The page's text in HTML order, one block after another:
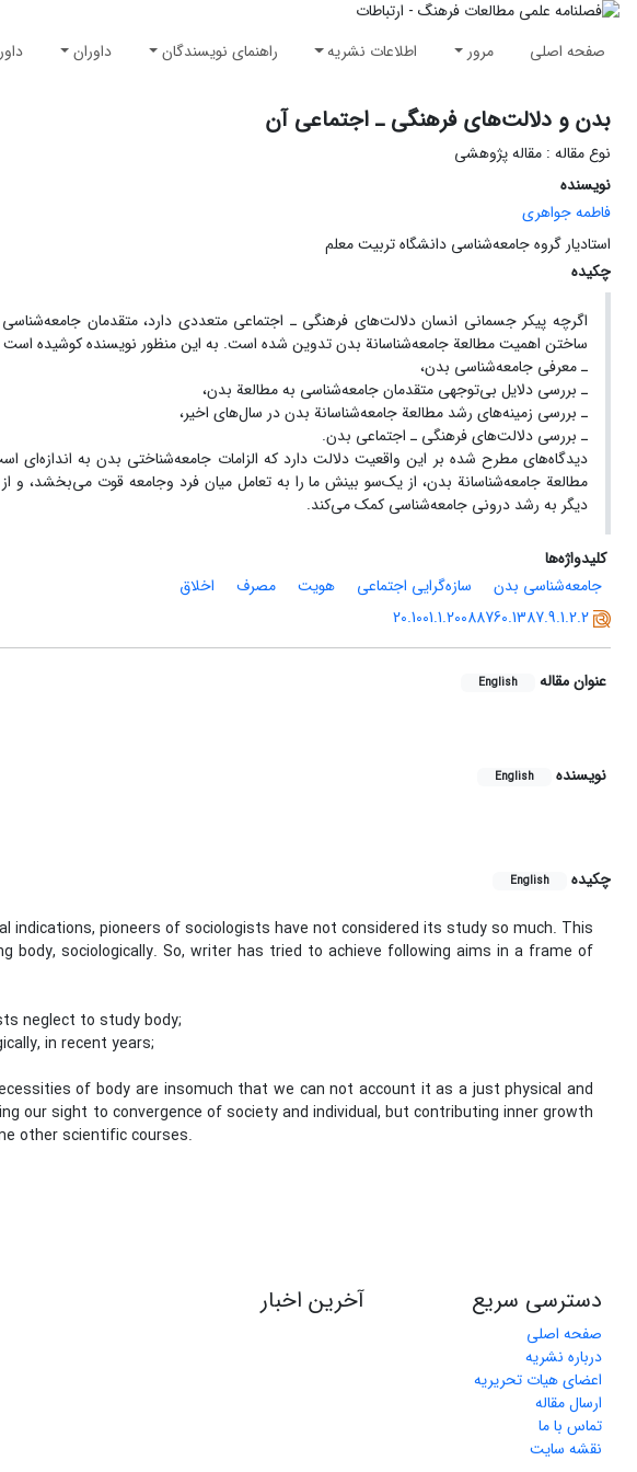
صفحه اصلی مرور اطلاعات نشریه راهنمای نویسندگان داوران
بدن و دلالت‌های فرهنگی ـ اجتماعی آن
نوع مقاله : مقاله پژوهشی
نویسنده
فاطمه جواهری
استادیار گروه جامعه‌شناسی دانشگاه تربیت معلم
چکیده
اگرچه پیکر جسمانی انسان دلالت‌های فرهنگی ـ اجتماعی متعددی دارد، متقدمان
ساختن اهمیت مطالعة جامعه‌شناسانة بدن تدوین شده است. به این منظور نویسنده کوشیده
ـ معرفی جامعه‌شناسی بدن،
ـ بررسی دلایل بی‌توجهی متقدمان جامعه‌شناسی به مطالعة بدن،
ـ بررسی زمینه‌های رشد مطالعة جامعه‌شناسانة بدن در سال‌های اخیر،
ـ بررسی دلالت‌های فرهنگی ـ اجتماعی بدن.
دیدگاه‌های مطرح شده بر این واقعیت دلالت دارد که الزامات جامعه‌شناختی بدن به
مطالعة جامعه‌شناسانة بدن، از یک‌سو بینش ما را به تعامل میان فرد وجامعه قوت می‌بخشد،
دیگر به رشد درونی جامعه‌شناسی کمک می‌کند.
کلیدواژه‌ها
جامعه‌شناسی بدن
سازه‌گرایی اجتماعی هویت مصرف
اخلاق
20.1001.1.20088760.1387.9.1.2.2
عنوان مقاله English
نویسنده English
چکیده
English
indications, pioneers of sociologists have not considered its study so much. This
body, sociologically. So, writer has tried to achieve following aims in a frame of
neglect to study body;
in recent years;
of body are insomuch that we can not account it as a just physical and
our sight to convergence of society and individual, but contributing inner growth
other scientific courses.
دسترسی سریع
صفحه اصلی
درباره نشریه
اعضای هیات تحریریه
ارسال مقاله
تماس با ما
نقشه سایت
آخرین اخبار